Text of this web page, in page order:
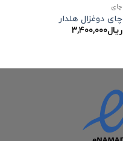
چاي
چای دوغزال هلدار
ریال۳,۴۰۰,۰۰۰